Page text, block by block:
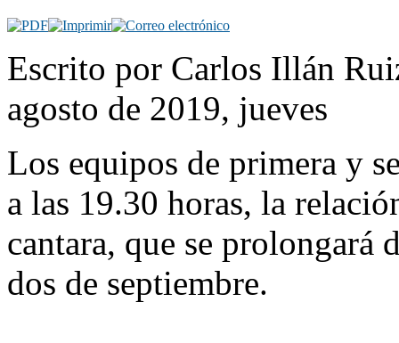
Escrito por Carlos Illán
agosto de 2019, jueves
Los equipos de primera y
a las 19.30 horas, la
cantara, que se prolongará
dos de septiembre.